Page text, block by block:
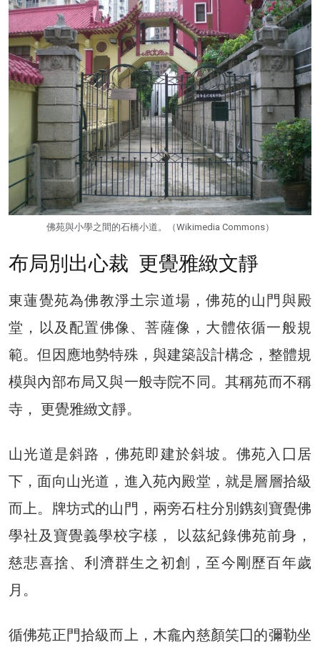
佛苑與小學之間的石橋小道。（Wikimedia Commons）
布局別出心裁 更覺雅緻文靜
東蓮覺苑為佛教淨土宗道場，佛苑的山門與殿
堂，以及配置佛像、菩薩像，大體依循一般規
範。但因應地勢特殊，與建築設計構念，整體規
模與內部布局又與一般寺院不同。其稱苑而不稱
寺， 更覺雅緻文靜。
山光道是斜路，佛苑即建於斜坡。佛苑入囗居
下，面向山光道，進入苑內殿堂，就是層層拾級
而上。牌坊式的山門，兩旁石柱分別鎸刻寶覺佛
學社及寶覺義學校字樣， 以茲紀錄佛苑前身，
慈悲喜捨、利濟群生之初創，至今剛歷百年歲
月。
循佛苑正門拾級而上，木龕內慈顏笑囗的彌勒坐